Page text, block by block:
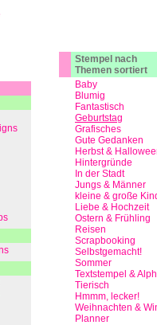
Stempel nach
Themen sortiert
Baby
Blumig
Fantastisch
Geburtstag
Grafisches
Gute Gedanken
Herbst &
Hintergründe
In der Stadt
Jungs & Männer
kleine & große
Liebe & Hochzeit
Ostern & Frühling
Reisen
Scrapbooking
Selbstgemacht!
Sommer
Textstempel &
Tierisch
Hmmm, lecker!
Weihnachten &
Planner